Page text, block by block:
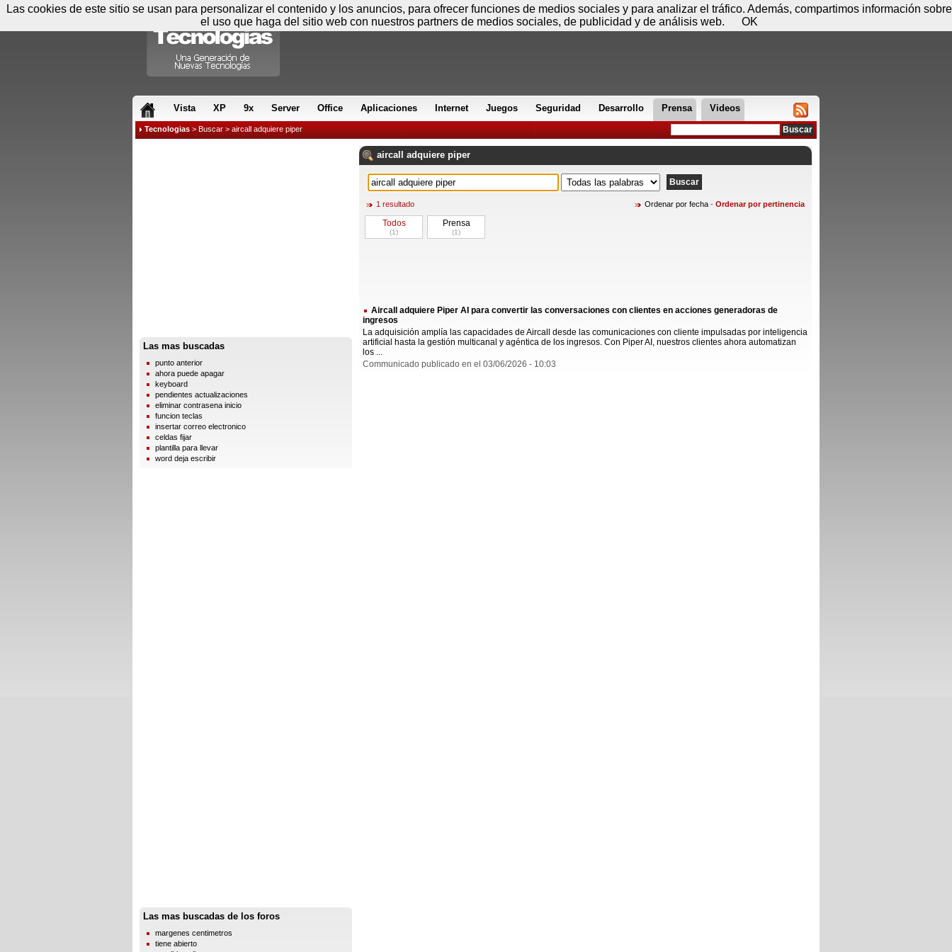
Vista XP 9x Server Office Aplicaciones Internet Juegos Seguridad Desarrollo Prensa Videos
Tecnologias > Buscar > aircall adquiere piper
Las mas buscadas
punto anterior
ahora puede apagar
keyboard
pendientes actualizaciones
eliminar contrasena inicio
funcion teclas
insertar correo electronico
celdas fijar
plantilla para llevar
word deja escribir
Las mas buscadas de los foros
margenes centimetros
tiene abierto
aircall adquiere piper
1 resultado Ordenar por fecha - Ordenar por pertinencia
Todos
(1)
Prensa
(1)
Aircall adquiere Piper AI para convertir las conversaciones con clientes en acciones generadoras de
ingresos
La adquisición amplía las capacidades de Aircall desde las comunicaciones con cliente impulsadas por inteligencia
artificial hasta la gestión multicanal y agéntica de los ingresos. Con Piper AI, nuestros clientes ahora automatizan
los ...
Communicado publicado en el 03/06/2026 - 10:03
Viernes 07 de agosto - 12:24 Registrar Conectar
Las cookies de este sitio se usan para personalizar el contenido y los anuncios, para ofrecer funciones de medios sociales y para analizar el tráfico. Además, compartimos información sobre
el uso que haga del sitio web con nuestros partners de medios sociales, de publicidad y de análisis web.
OK